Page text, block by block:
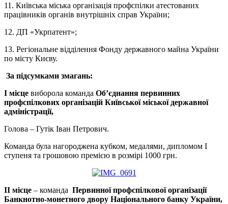
11. Київська міська організація профспілки атестованих
працівників органів внутрішніх справ України;
12. ДП «Укрпатент»;
13. Регіональне відділення Фонду державного майна України
по місту Києву.
За підсумками змагань:
I місце виборола команда Об’єднання первинних
профспілкових організацій Київської міської державної
адміністрації,
Голова – Гутік Іван Петрович.
Команда була нагороджена кубком, медалями, дипломом І
ступеня та грошовою премією в розмірі 1000 грн.
II місце – команда Первинної профспілкової організації
Банкнотно-монетного двору Національного банку України,